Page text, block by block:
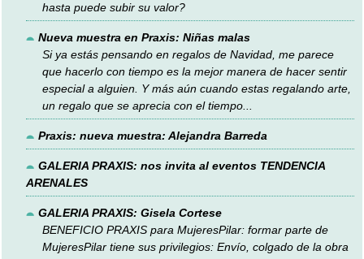
hasta puede subir su valor?
Nueva muestra en Praxis: Niñas malas
Si ya estás pensando en regalos de Navidad, me parece
que hacerlo con tiempo es la mejor manera de hacer sentir
especial a alguien. Y más aún cuando estas regalando arte,
un regalo que se aprecia con el tiempo...
Praxis: nueva muestra: Alejandra Barreda
GALERIA PRAXIS: nos invita al eventos TENDENCIA
ARENALES
GALERIA PRAXIS: Gisela Cortese
BENEFICIO PRAXIS para MujeresPilar: formar parte de
MujeresPilar tiene sus privilegios: Envío, colgado de la obra